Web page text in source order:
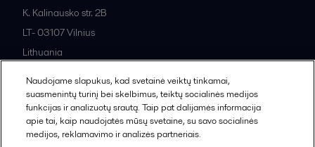
K. Kalinausko str. 2B
LT- 03107Vilnius
Lithuania
All offices and partners
Naudojame slapukus, kad svetainė veiktų tinkamai,
suasmenintų turinį bei skelbimus, teiktų socialinės medijos
funkcijas ir analizuotų srautą. Taip pat dalijamės informacija
apie tai, kaip naudojatės mūsų svetaine, su savo socialinės
medijos, reklamavimo ir analizės partneriais.